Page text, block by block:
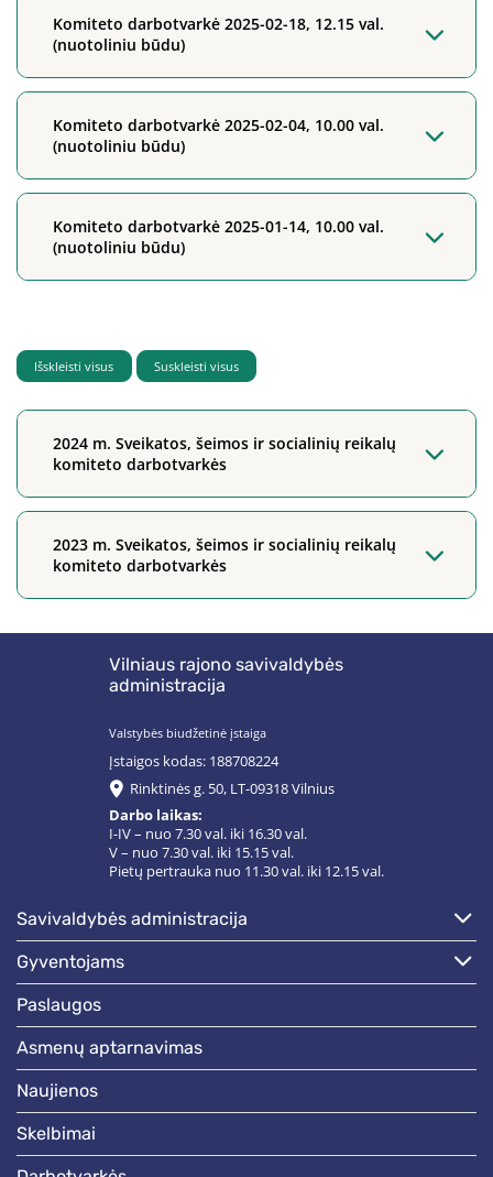
Komiteto darbotvarkė 2025-02-18, 12.15 val.
(nuotoliniu būdu)
Komiteto darbotvarkė 2025-02-04, 10.00 val.
(nuotoliniu būdu)
Komiteto darbotvarkė 2025-01-14, 10.00 val.
(nuotoliniu būdu)
Išskleisti visus Suskleisti visus
2024 m. Sveikatos, šeimos ir socialinių reikalų
komiteto darbotvarkės
2023 m. Sveikatos, šeimos ir socialinių reikalų
komiteto darbotvarkės
Vilniaus rajono savivaldybės
administracija
Valstybės biudžetinė įstaiga
Įstaigos kodas: 188708224
Rinktinės g. 50, LT-09318 Vilnius
Darbo laikas:
I-IV – nuo 7.30 val. iki 16.30 val.
V – nuo 7.30 val. iki 15.15 val.
Pietų pertrauka nuo 11.30 val. iki 12.15 val.
savivaldybės administracija
gyventojams
paslaugos
asmenų aptarnavimas
naujienos
skelbimai